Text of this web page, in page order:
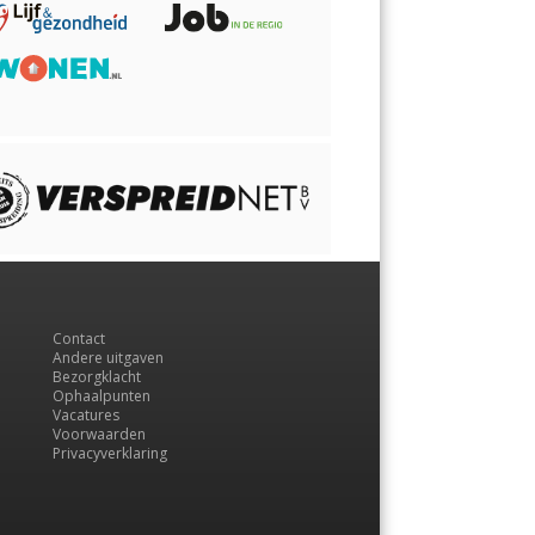
Contact
Andere uitgaven
Bezorgklacht
Ophaalpunten
Vacatures
Voorwaarden
Privacyverklaring